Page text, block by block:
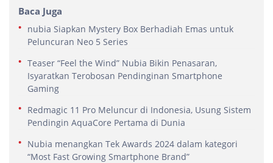
Baca Juga
nubia Siapkan Mystery Box Berhadiah Emas untuk
Peluncuran Neo 5 Series
Teaser “Feel the Wind” Nubia Bikin Penasaran,
Isyaratkan Terobosan Pendinginan Smartphone
Gaming
Redmagic 11 Pro Meluncur di Indonesia, Usung Sistem
Pendingin AquaCore Pertama di Dunia
Nubia menangkan Tek Awards 2024 dalam kategori
“Most Fast Growing Smartphone Brand”